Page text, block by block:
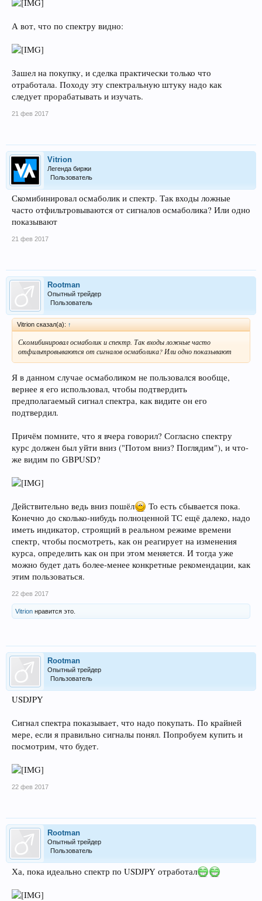
А вот, что по спектру видно:
Зашел на покупку, и сделка практически только что
отработала. Походу эту спектральную штуку надо как
следует прорабатывать и изучать.
21 фев 2017
Vitrion
Легенда биржи
Пользователь
Скомибинировал осмаболик и спектр. Так входы ложные
часто отфильтровываются от сигналов осмаболика? Или одно
показывают
21 фев 2017
Rootman
Опытный трейдер
Пользователь
Vitrion сказал(а): ↑
Скомибинировал осмаболик и спектр. Так входы ложные часто
отфильтровываются от сигналов осмаболика? Или одно показывают
Я в данном случае осмаболиком не пользовался вообще,
вернее я его использовал, чтобы подтвердить
предполагаемый сигнал спектра, как видите он его
подтвердил.
Причём помните, что я вчера говорил? Согласно спектру
курс должен был уйти вниз ("Потом вниз? Поглядим"), и что-
же видим по GBPUSD?
Действительно ведь вниз пошёл
То есть сбывается пока.
Конечно до сколько-нибудь полноценной ТС ещё далеко, надо
иметь индикатор, строящий в реальном режиме времени
спектр, чтобы посмотреть, как он реагирует на изменения
курса, определить как он при этом меняется. И тогда уже
можно будет дать более-менее конкретные рекомендации, как
этим пользоваться.
22 фев 2017
Vitrion нравится это.
Rootman
Опытный трейдер
Пользователь
USDJPY
Сигнал спектра показывает, что надо покупать. По крайней
мере, если я правильно сигналы понял. Попробуем купить и
посмотрим, что будет.
22 фев 2017
Rootman
Опытный трейдер
Пользователь
Ха, пока идеально спектр по USDJPY отработал